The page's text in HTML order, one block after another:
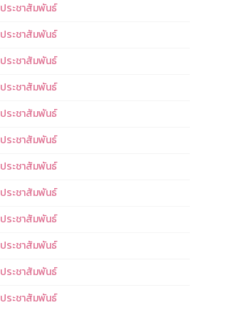
ประชาสัมพันธ์
ประชาสัมพันธ์
ประชาสัมพันธ์
ประชาสัมพันธ์
ประชาสัมพันธ์
ประชาสัมพันธ์
ประชาสัมพันธ์
ประชาสัมพันธ์
ประชาสัมพันธ์
ประชาสัมพันธ์
ประชาสัมพันธ์
ประชาสัมพันธ์